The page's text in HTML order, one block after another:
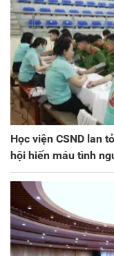
Học viện CSND lan
hội hiến máu tình